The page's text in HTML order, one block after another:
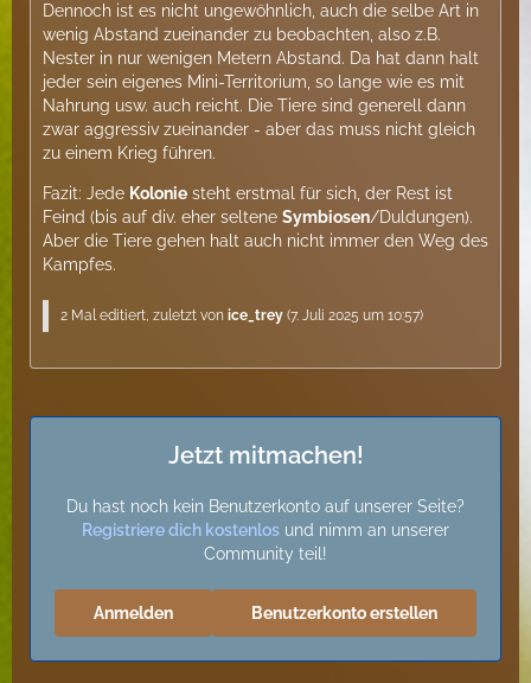
Dennoch ist es nicht ungewöhnlich, auch die selbe Art in
wenig Abstand zueinander zu beobachten, also z.B.
Nester in nur wenigen Metern Abstand. Da hat dann halt
jeder sein eigenes Mini-Territorium, so lange wie es mit
Nahrung usw. auch reicht. Die Tiere sind generell dann
zwar aggressiv zueinander - aber das muss nicht gleich
zu einem Krieg führen.
Fazit: Jede Kolonie steht erstmal für sich, der Rest ist
Feind (bis auf div. eher seltene Symbiosen/Duldungen).
Aber die Tiere gehen halt auch nicht immer den Weg des
Kampfes.
2 Mal editiert, zuletzt von ice_trey (7. Juli 2025 um 10:57)
Jetzt mitmachen!
Du hast noch kein Benutzerkonto auf unserer Seite?
Registriere dich kostenlos und nimm an unserer
Community teil!
Benutzerkonto erstellen
Anmelden